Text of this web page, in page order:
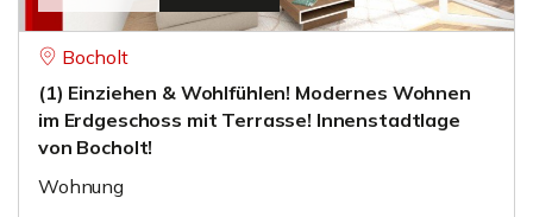
Bocholt
(1) Einziehen & Wohlfühlen! Modernes Wohnen
im Erdgeschoss mit Terrasse! Innenstadtlage
von Bocholt!
Wohnung